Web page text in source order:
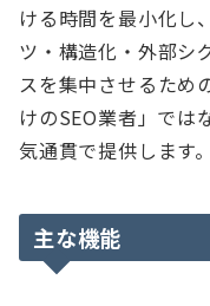
ける時間を最小化し
ツ・構造化・外部シ
スを集中させるため
けのSEO業者」では
気通貫で提供します。
主な機能